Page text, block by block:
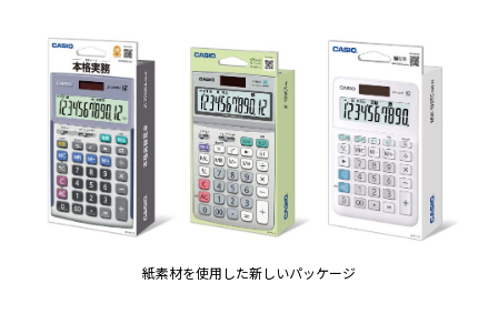
紙素材を使用した新しいパッケージ